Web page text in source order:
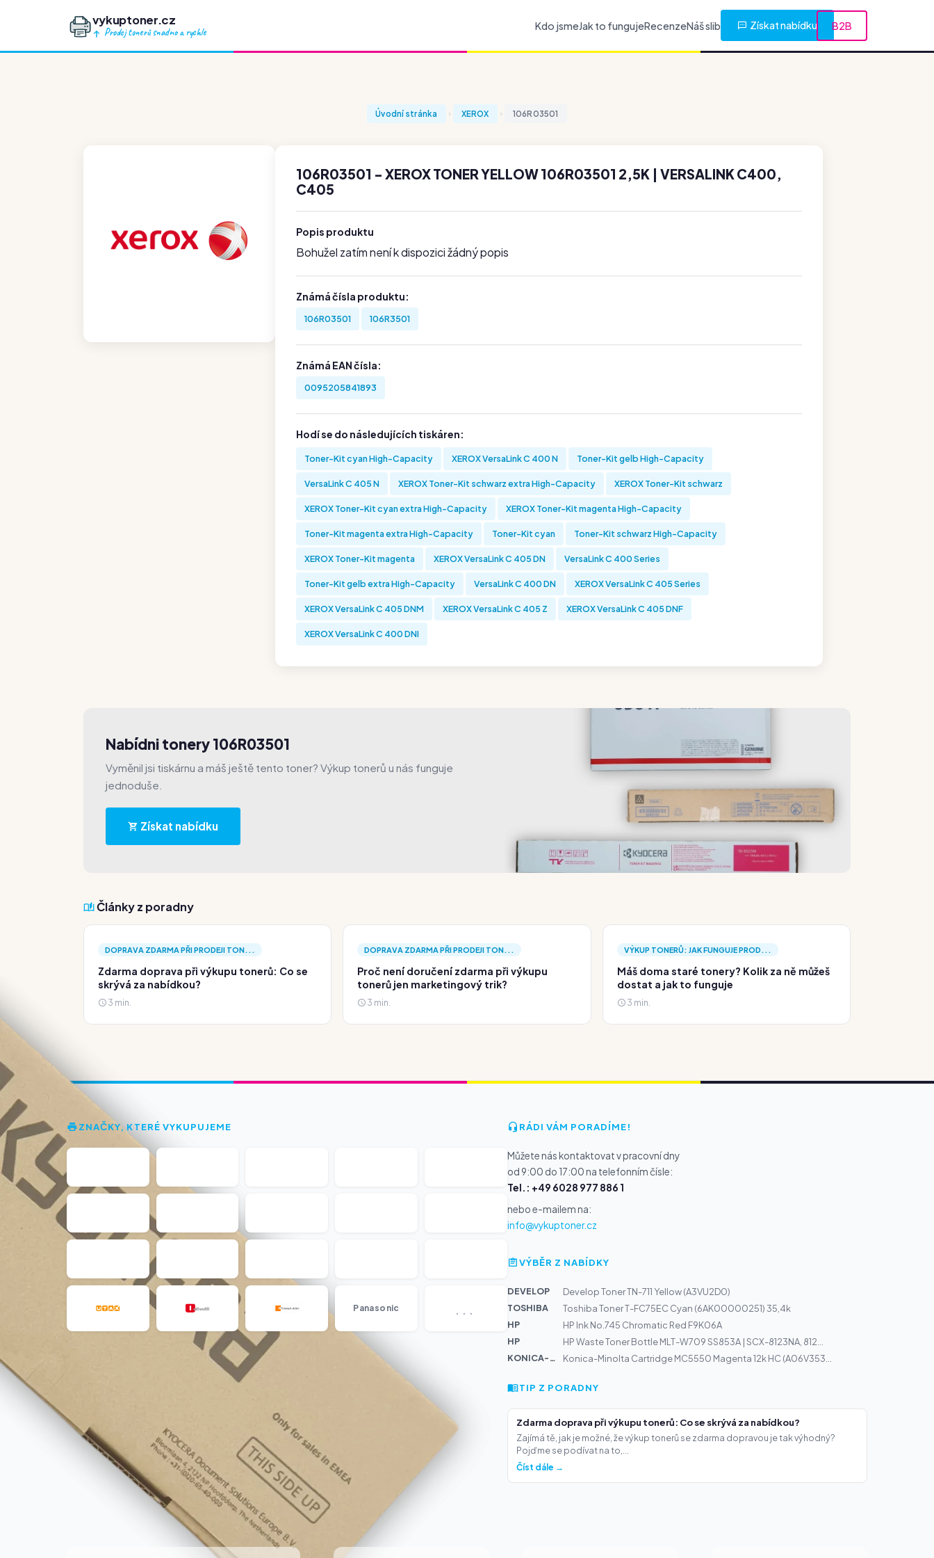
vykuptoner.cz
Prodej tonerů snadno a rychle
Kdo jsmeJak to fungujeRecenzeNáš slib Získat nabídku B2B
Úvodní stránka XEROX 106R03501
106R03501 - XEROX TONER YELLOW 106R03501 2,5K | VERSALINK C400,
C405
Popis produktu
Bohužel zatím není k dispozici žádný popis
Známá čísla produktu:
106R03501 106R3501
Známá EAN čísla:
0095205841893
Hodí se do následujících tiskáren:
Toner-Kit cyan High-Capacity XEROX VersaLink C 400 N Toner-Kit gelb High-Capacity
VersaLink C 405 N XEROX Toner-Kit schwarz extra High-Capacity XEROX Toner-Kit schwarz
XEROX Toner-Kit cyan extra High-Capacity XEROX Toner-Kit magenta High-Capacity
Toner-Kit magenta extra High-Capacity Toner-Kit cyan Toner-Kit schwarz High-Capacity
XEROX Toner-Kit magenta XEROX VersaLink C 405 DN VersaLink C 400 Series
Toner-Kit gelb extra High-Capacity VersaLink C 400 DN XEROX VersaLink C 405 Series
XEROX VersaLink C 405 DNM XEROX VersaLink C 405 Z XEROX VersaLink C 405 DNF
XEROX VersaLink C 400 DNI
Nabídni tonery 106R03501
Vyměnil jsi tiskárnu a máš ještě tento toner? Výkup tonerů u nás funguje
jednoduše.
Získat nabídku
Články z poradny
DOPRAVA ZDARMA PŘI PRODEJI TON...
Zdarma doprava při výkupu tonerů: Co se
skrývá za nabídkou?
3 min.
DOPRAVA ZDARMA PŘI PRODEJI TON...
Proč není doručení zdarma při výkupu
tonerů jen marketingový trik?
3 min.
VÝKUP TONERŮ: JAK FUNGUJE PROD...
Máš doma staré tonery? Kolik za ně můžeš
dostat a jak to funguje
3 min.
ZNAČKY, KTERÉ VYKUPUJEME
Panasonic ...
RÁDI VÁM PORADÍME!
Můžete nás kontaktovat v pracovní dny
od 9:00 do 17:00 na telefonním čísle:
Tel.: +49 6028 977 886 1
nebo e-mailem na:
info@vykuptoner.cz
VÝBĚR Z NABÍDKY
DEVELOP
Develop Toner TN-711 Yellow (A3VU2D0)
TOSHIBA
Toshiba Toner T-FC75EC Cyan (6AK00000251) 35,4k
HP
HP Ink No.745 Chromatic Red F9K06A
HP
HP Waste Toner Bottle MLT-W709 SS853A | SCX-8123NA, 812...
KONICA-MIN...
Konica-Minolta Cartridge MC5550 Magenta 12k HC (A06V353...
TIP Z PORADNY
Zdarma doprava při výkupu tonerů: Co se skrývá za nabídkou?
Zajímá tě, jak je možné, že výkup tonerů se zdarma dopravou je tak výhodný?
Pojďme se podívat na to,...
Číst dále →